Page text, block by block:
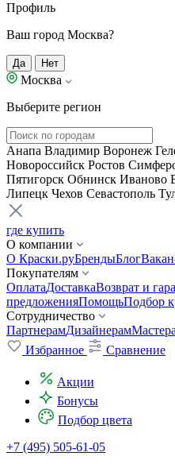
Профиль
Ваш город Москва?
Да Нет
Москва
Выберите регион
Анапа Владимир Воронеж
Новороссийск Ростов
Пятигорск Обнинск Иваново
Липецк Чехов Севастополь
где купить
О компании
О Краски.руБрендыБлог
Покупателям
ОплатаДоставкаВозврат и
предложенияПомощьПодбор
Сотрудничество
ПартнерамДизайнерам
Избранное
Сравнение
Акции
Бонусы
Подбор цвета
+7 (495) 505-61-05